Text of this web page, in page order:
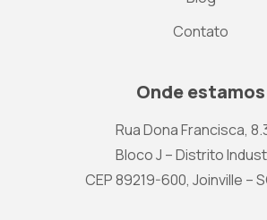
Contato
Onde estamos
Rua Dona Francisca,
Bloco J – Distrito
CEP 89219-600, Joinville –